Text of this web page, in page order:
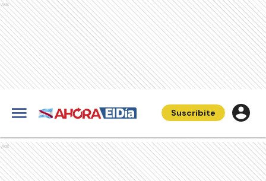
Ads
Suscribite
Ads